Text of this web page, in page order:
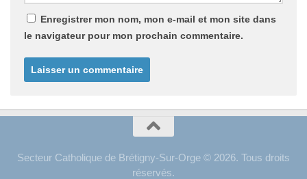
Enregistrer mon nom, mon e-mail et mon site dans
le navigateur pour mon prochain commentaire.
Secteur Catholique de Brétigny-Sur-Orge © 2026. Tous droits
réservés.